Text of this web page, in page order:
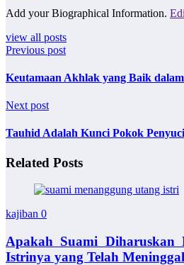
Add your Biographical Information.
view all posts
Previous post
Keutamaan Akhlak yang Baik
Next post
Tauhid Adalah Kunci Pokok
Related Posts
kajiban 0
Apakah Suami Diharuskan
Istrinya yang Telah